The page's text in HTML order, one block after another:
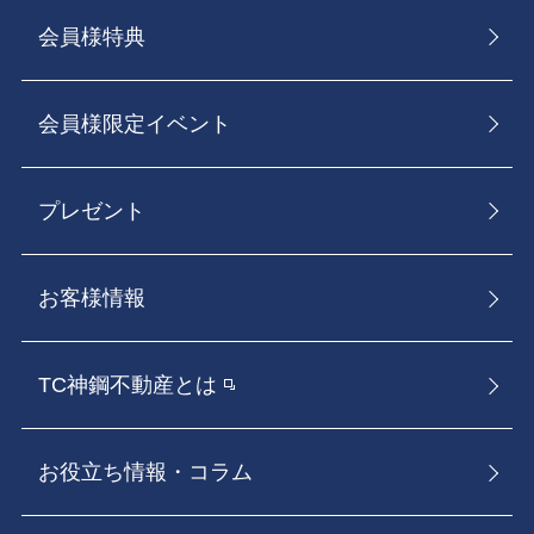
会員様特典
会員様限定イベント
プレゼント
お客様情報
TC神鋼不動産とは
お役立ち情報・コラム